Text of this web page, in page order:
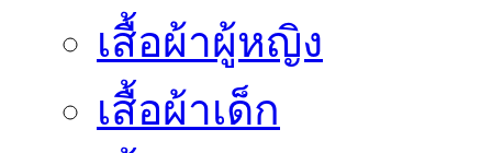
เสื้อผ้าผู้หญิง
เสื้อผ้าเด็ก